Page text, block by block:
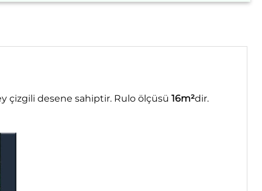
çizgili desene sahiptir. Rulo ölçüsü 16m²dir.